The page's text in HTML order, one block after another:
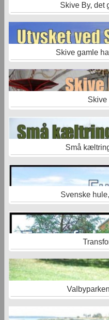
Skive By, det
Skive gamle
Skive
Små
Svenske